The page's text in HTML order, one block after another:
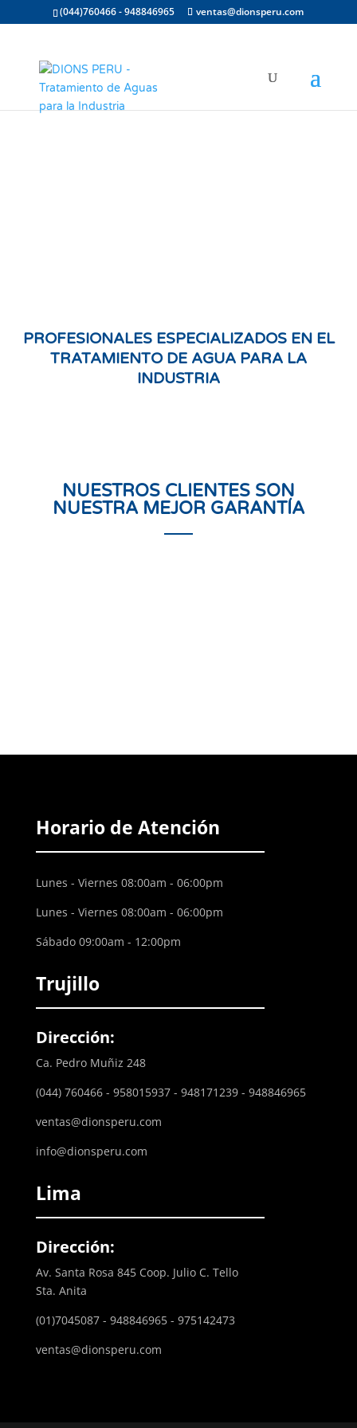
(044)760466 - 948846965 ventas@dionsperu.com
PROFESIONALES ESPECIALIZADOS EN EL
TRATAMIENTO DE AGUA PARA LA
INDUSTRIA
NUESTROS CLIENTES SON
NUESTRA MEJOR GARANTÍA
Horario de Atención
Lunes - Viernes 08:00am - 06:00pm
Lunes - Viernes 08:00am - 06:00pm
Sábado 09:00am - 12:00pm
Trujillo
Dirección:
Ca. Pedro Muñiz 248
(044) 760466 - 958015937 - 948171239 - 948846965
ventas@dionsperu.com
info@dionsperu.com
Lima
Dirección:
Av. Santa Rosa 845 Coop. Julio C. Tello
Sta. Anita
(01)7045087 - 948846965 - 975142473
ventas@dionsperu.com